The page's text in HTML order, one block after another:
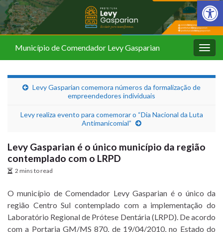
Barra de
Município de Comendador Levy Gasparian
Levy Gasparian comemora números da formalização de
empreendedores individuais
Levy realiza evento para comemorar o “Dia Nacional da Luta
Antimanicomial”
Levy Gasparian é o único município da região
contemplado com o LRPD
2 mins to read
O município de Comendador Levy Gasparian é o único da
região Centro Sul contemplado com a implementação do
Laboratório Regional de Prótese Dentária (LRPD). De acordo
com a Portaria GM/MS 870, de 19/04/2010, no Estado do